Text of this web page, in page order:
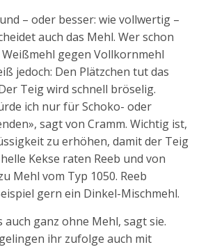
– oder besser: wie vollwertig –
auch das Mehl. Wer schon
gegen Vollkornmehl
jedoch: Den Plätzchen tut das
Teig wird schnell bröselig.
ich nur für Schoko- oder
sagt von Cramm. Wichtig ist,
zu erhöhen, damit der Teig
Kekse raten Reeb und von
Mehl vom Typ 1050. Reeb
gern ein Dinkel-Mischmehl.
ganz ohne Mehl, sagt sie.
ihr zufolge auch mit